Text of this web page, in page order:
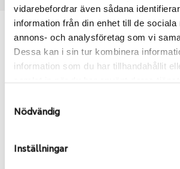
vidarebefordrar även sådana
information från din enhet till de sociala
annons- och analysföretag som vi
Dessa kan i sin tur kombinera
information som du har tillhandahållit
Nödvändig
Inställningar
Passar denna fälg min
Ange registreringsnummer för att
Ibland kan fälgen ha bytts ut under
inte vara samma dimension som